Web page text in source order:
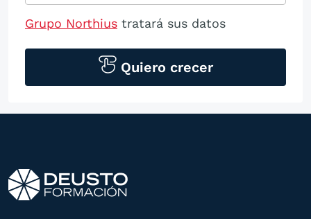
Grupo Northius tratará sus datos
tecnológicos, incluso aplicaciones de
mensajería instantánea, con el fin de
interés manifestado y, en su caso, para
tramitar la contratación
Quiero crecer